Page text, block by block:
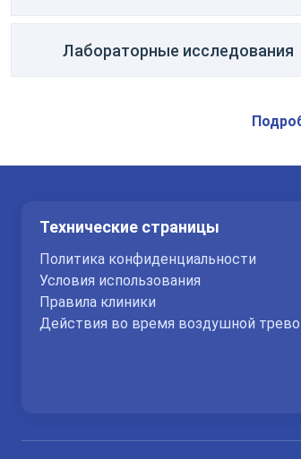
Консультация
Лабораторные исследования
Технические страницы
Политика конфиденциальности
Условия использования
Правила клиники
Действия во время воздушной